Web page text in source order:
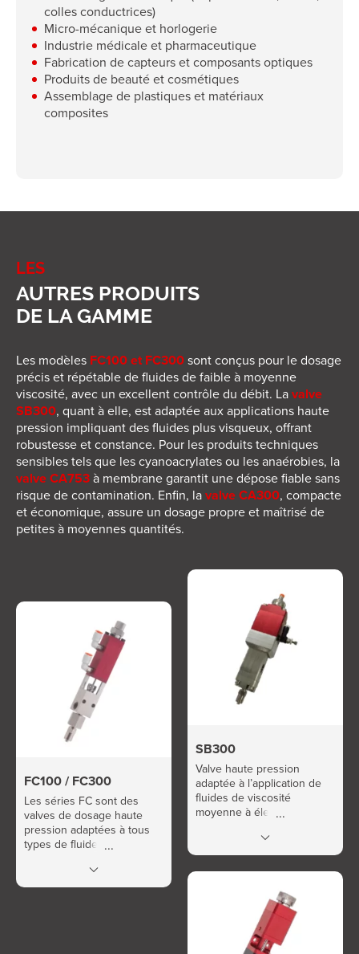
colles conductrices)
Micro-mécanique et horlogerie
Industrie médicale et pharmaceutique
Fabrication de capteurs et composants optiques
Produits de beauté et cosmétiques
Assemblage de plastiques et matériaux
composites
LES
AUTRES PRODUITS
DE LA GAMME
Les modèles FC100 et FC300sont conçus pour le dosage
précis et répétable de fluides de faible à moyenne
viscosité, avec un excellent contrôle du débit. Lavalve
SB300, quant à elle, est adaptée aux applications haute
pression impliquant des fluides plus visqueux, offrant
robustesse et constance. Pour les produits techniques
sensibles tels que les cyanoacrylates ou les anaérobies, la
valve CA753à membrane garantit une dépose fiable sans
risque de contamination. Enfin, lavalve CA300, compacte
et économique, assure un dosage propre et maîtrisé de
petites à moyennes quantités.
FC100 / FC300
Les séries FC sont des
valves de dosage haute
pression adaptées à tous
types de fluides. Idéales
nécessitant une grande
tenue en pression.
SB300
Valve haute pression
adaptée à l’application de
fluides de viscosité
moyenne à élevée, y